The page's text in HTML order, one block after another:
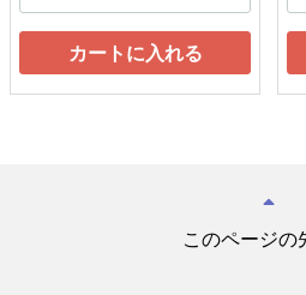
カートに入れる
このページの